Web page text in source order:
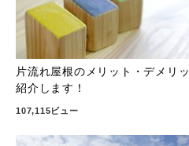
片流れ屋根のメリット・デメリ
紹介します！
107,115ビュー